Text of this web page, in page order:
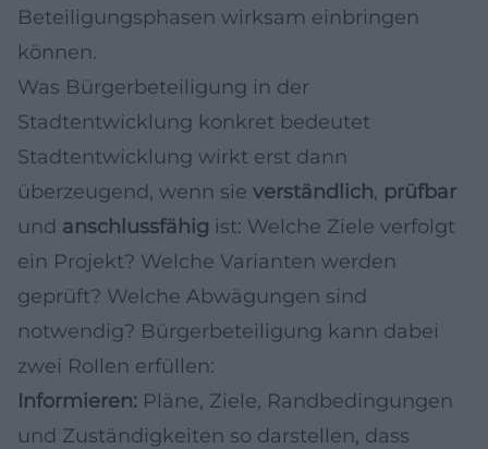
Beteiligungsphasen wirksam einbringen
können.
Was Bürgerbeteiligung in der
Stadtentwicklung konkret bedeutet
Stadtentwicklung wirkt erst dann
überzeugend, wenn sie verständlich, prüfbar
und anschlussfähig ist: Welche Ziele verfolgt
ein Projekt? Welche Varianten werden
geprüft? Welche Abwägungen sind
notwendig? Bürgerbeteiligung kann dabei
zwei Rollen erfüllen:
Informieren: Pläne, Ziele, Randbedingungen
und Zuständigkeiten so darstellen, dass